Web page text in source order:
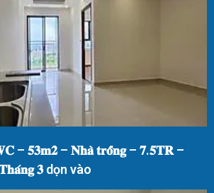
– 𝟓𝟑𝐦𝟐 – 𝐍𝐡𝐚̀ 𝐭𝐫𝐨̂́𝐧𝐠 – 𝟕.𝟓𝐓𝐑 –
𝟑 dọn vào